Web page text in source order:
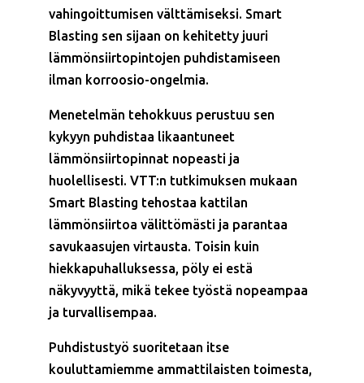
vahingoittumisen välttämiseksi. Smart
Blasting sen sijaan on kehitetty juuri
lämmönsiirtopintojen puhdistamiseen
ilman korroosio-ongelmia.
Menetelmän tehokkuus perustuu sen
kykyyn puhdistaa likaantuneet
lämmönsiirtopinnat nopeasti ja
huolellisesti. VTT:n tutkimuksen mukaan
Smart Blasting tehostaa kattilan
lämmönsiirtoa välittömästi ja parantaa
savukaasujen virtausta. Toisin kuin
hiekkapuhalluksessa, pöly ei estä
näkyvyyttä, mikä tekee työstä nopeampaa
ja turvallisempaa.
Puhdistustyö suoritetaan itse
kouluttamiemme ammattilaisten toimesta,